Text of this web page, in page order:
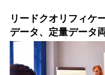
リードクオリフィケ
データ、定量データ